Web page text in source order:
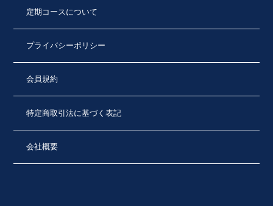
定期コースについて
プライバシーポリシー
会員規約
特定商取引法に基づく表記
会社概要